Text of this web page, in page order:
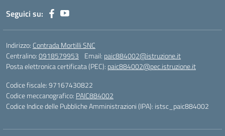
Seguici su:
Indirizzo: Contrada Mortilli SNC
Centralino:0918579953 Email: paic884002@istruzione.it
Posta elettronica certificata (PEC): paic884002@pec.istruzione.it
Codice fiscale: 97167430822
Codice meccanografico: PAIC884002
Codice Indice delle Pubbliche Amministrazioni (IPA): istsc_paic884002